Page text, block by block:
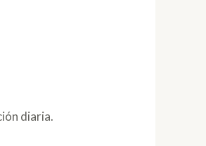
diaria.